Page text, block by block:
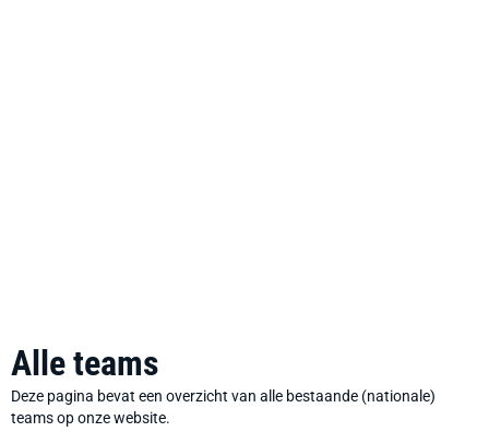
Alle teams
Deze pagina bevat een overzicht van alle bestaande (nationale)
teams op onze website.